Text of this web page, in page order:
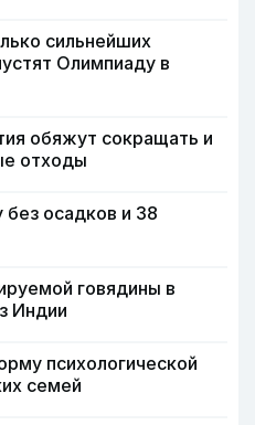
сильнейших
Олимпиаду в
обяжут сокращать и
отходы
без осадков и 38
говядины в
Индии
психологической
семей